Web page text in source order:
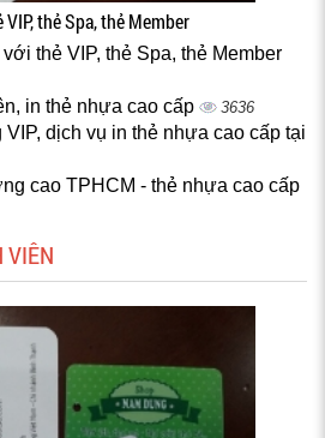
thẻ Spa, thẻ Member
thẻ VIP, thẻ Spa, thẻ Member
in thẻ nhựa cao cấp 3636
VIP, dịch vụ in thẻ nhựa cao cấp tại
cao TPHCM - thẻ nhựa cao cấp
VIÊN